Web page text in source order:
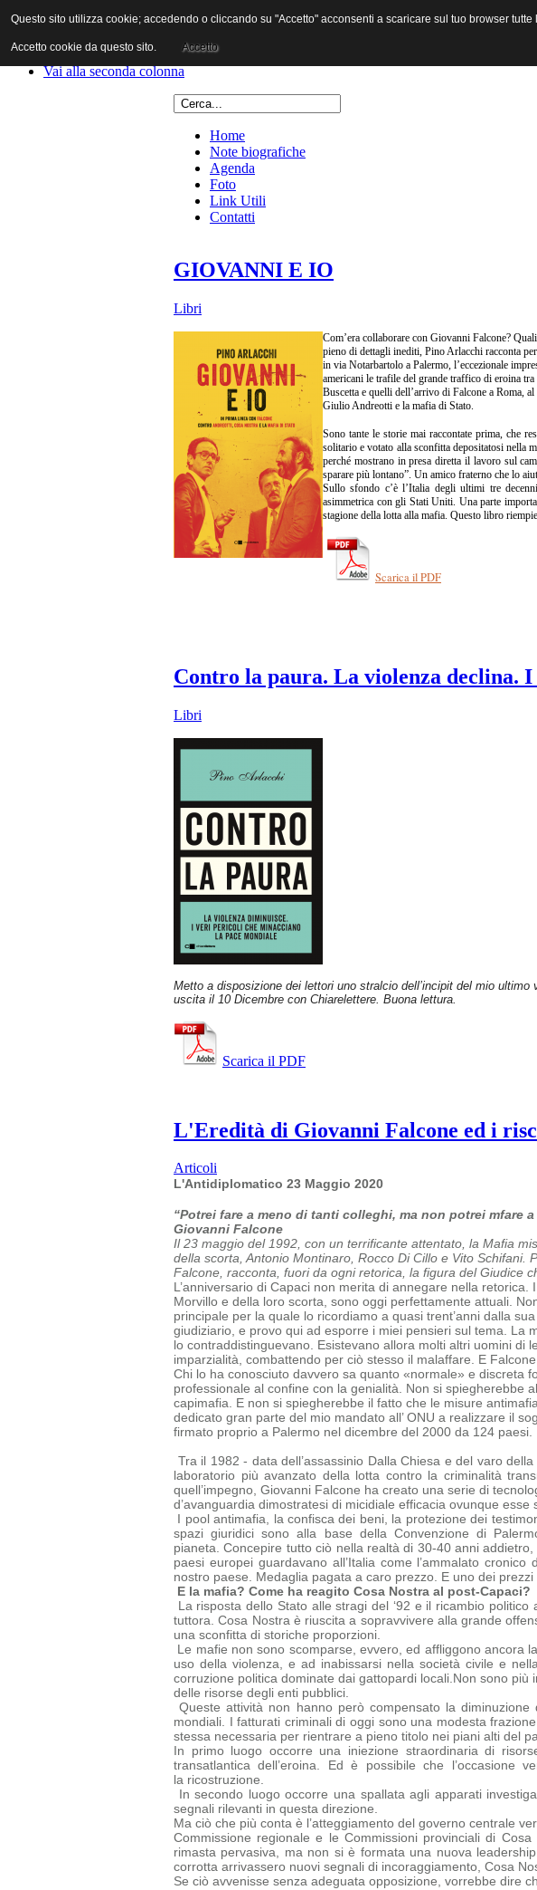
Vai al contenuto
Vai alla prima colonna
Vai alla seconda colonna
Home
Note biografiche
Agenda
Foto
Link Utili
Contatti
GIOVANNI E IO
Libri
Com’era collaborare con Giovanni Falcone?
pieno di dettagli inediti, Pino Arlacchi racconta
in via Notarbartolo a Palermo, l’eccezionale
americani le trafile del grande traffico di eroina
Buscetta e quelli dell’arrivo di Falcone a Roma,
Giulio Andreotti e la mafia di Stato.
Sono tante le storie mai raccontate prima, che
solitario e votato alla sconfitta depositatosi nella
perché mostrano in presa diretta il lavoro sul
sparare più lontano”. Un amico fraterno che lo
Sullo sfondo c’è l’Italia degli ultimi tre
asimmetrica con gli Stati Uniti. Una parte
stagione della lotta alla mafia. Questo libro
Scarica il PDF
Contro la paura. La violenza declina.
Libri
Metto a disposizione dei lettori uno stralcio dell’incipit del mio ultimo
uscita il 10 Dicembre con Chiarelettere. Buona lettura.
Scarica il PDF
L'Eredità di Giovanni Falcone ed i
Articoli
L'Antidiplomatico 23 Maggio 2020
“Potrei fare a meno di tanti colleghi, ma non potrei mfare
Giovanni Falcone
Il 23 maggio del 1992, con un terrificante attentato, la Mafia
della scorta, Antonio Montinaro, Rocco Di Cillo e Vito
Falcone, racconta, fuori da ogni retorica, la figura del Giudice
L’anniversario di Capaci non merita di annegare nella
Morvillo e della loro scorta, sono oggi perfettamente attuali.
principale per la quale lo ricordiamo a quasi trent’anni dalla
giudiziario, e provo qui ad esporre i miei pensieri sul tema. La
lo contraddistinguevano. Esistevano allora molti altri uomini di
imparzialità, combattendo per ciò stesso il malaffare. E
Chi lo ha conosciuto davvero sa quanto «normale» e discreta
professionale al confine con la genialità. Non si spiegherebbe
capimafia. E non si spiegherebbe il fatto che le misure
dedicato gran parte del mio mandato all’ ONU a realizzare il
firmato proprio a Palermo nel dicembre del 2000 da 124 paesi.
Tra il 1982 - data dell’assassinio Dalla Chiesa e del varo
laboratorio più avanzato della lotta contro la criminalità
quell’impegno, Giovanni Falcone ha creato una serie di
d’avanguardia dimostratesi di micidiale efficacia ovunque esse
I pool antimafia, la confisca dei beni, la protezione dei
spazi giuridici sono alla base della Convenzione di
pianeta.Concepire tutto ciò nella realtà di 30-40 anni
paesi europei guardavano all’Italia come l’ammalato
nostro paese. Medaglia pagata a caro prezzo. E uno dei
E la mafia? Come ha reagito Cosa Nostra al post-Capaci?
La risposta dello Stato alle stragi del ‘92 e il ricambio
tuttora. Cosa Nostra è riuscita a sopravvivere alla grande
una sconfitta di storiche proporzioni.
Le mafie non sono scomparse, evvero, ed affliggono ancora
uso della violenza, e ad inabissarsi nella società civile e
corruzione politica dominate dai gattopardi locali.Non sono più
delle risorse degli enti pubblici.
Queste attività non hanno però compensato la
mondiali. I fatturati criminali di oggi sono una modesta
stessa necessaria per rientrare a pieno titolo nei piani alti del
In primo luogo occorre una iniezione straordinaria di
transatlantica dell’eroina. Ed è possibile che l’occasione
la ricostruzione.
In secondo luogo occorre una spallata agli apparati
segnali rilevanti in questa direzione.
Ma ciò che più conta è l’atteggiamento del governo centrale
Commissione regionale e le Commissioni provinciali di
rimasta pervasiva, ma non si è formata una nuova
corrotta arrivassero nuovi segnali di incoraggiamento, Cosa
Se ciò avvenisse senza adeguata opposizione, vorrebbe dire
Questo sito utilizza cookie; accedendo o cliccando su "Accetto" acconsenti a scaricare sul tuo browser
Accetto cookie da questo sito. Accetto